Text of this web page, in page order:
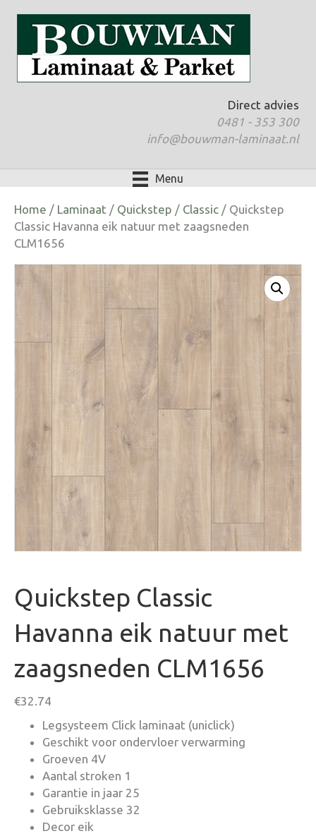
Direct advies
0481 - 353 300
info@bouwman-laminaat.nl
Menu
Home / Laminaat / Quickstep / Classic / Quickstep
Classic Havanna eik natuur met zaagsneden
CLM1656
Quickstep Classic
Havanna eik natuur met
zaagsneden CLM1656
€32.74
Legsysteem Click laminaat (uniclick)
Geschikt voor ondervloer verwarming
Groeven 4V
Aantal stroken 1
Garantie in jaar 25
Gebruiksklasse 32
Decor eik